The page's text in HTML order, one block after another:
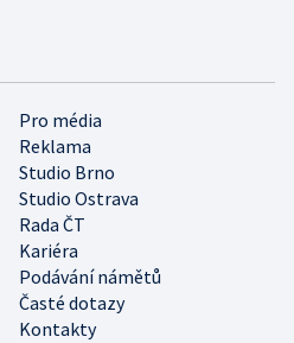
Pro média
Reklama
Studio Brno
Studio Ostrava
Rada ČT
Kariéra
Podávání námětů
Časté dotazy
Kontakty